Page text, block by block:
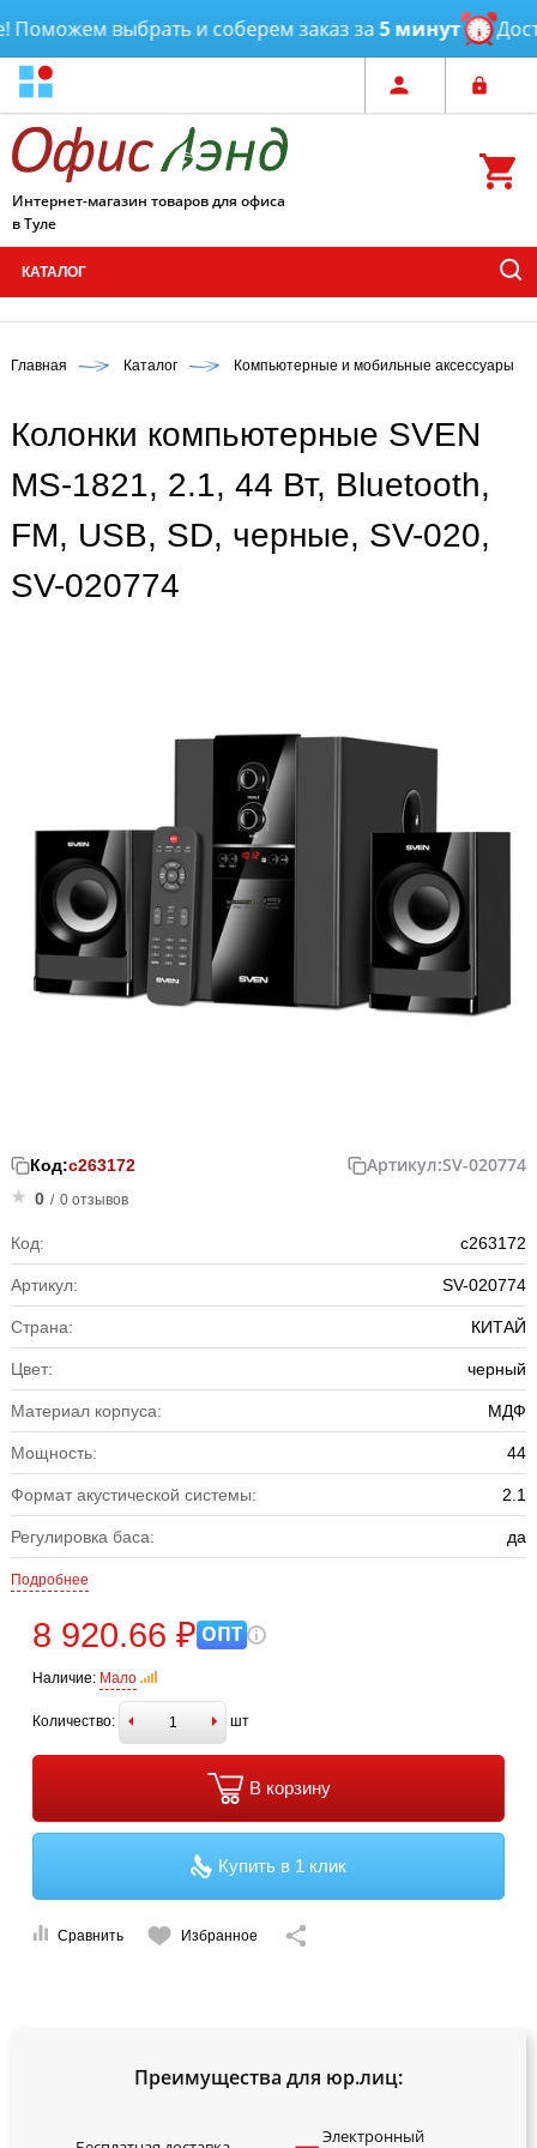
выбрать и соберем заказ за5 минут
Интернет-магазин товаров для офиса
в Туле
КАТАЛОГ
Главная Каталог Компьютерные и мобильные аксессуары
Колонки компьютерные SVEN
MS-1821, 2.1, 44 Вт, Bluetooth,
FM, USB, SD, черные, SV-020,
SV-020774
Код:с263172 Артикул:SV-020774
0 / 0 отзывов
Код: с263172
Артикул: SV-020774
Страна: КИТАЙ
Цвет: черный
Материал корпуса: МДФ
Мощность: 44
Формат акустической системы: 2.1
Регулировка баса: да
Подробнее
8 920.66 ₽ ОПТ
Наличие: Мало
Количество: шт
В корзину
Купить в 1 клик
Сравнить Избранное
Преимущества для юр.лиц:
Электронный